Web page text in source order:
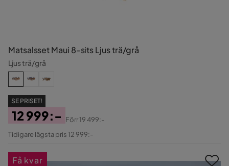
Matsalsset Maui 8-sits Ljus trä/grå
Ljus trä/grå
SE PRISET!
Pris
12 999:-
Original
Förr19 499:-
Tidigare lägsta pris 12 999:-
Få kvar